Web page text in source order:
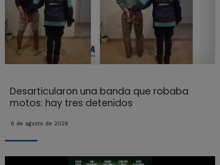
Desarticularon una banda que robaba
motos: hay tres detenidos
6 de agosto de 2026